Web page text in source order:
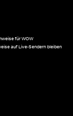
für WOW
auf Live-Sendern bleiben